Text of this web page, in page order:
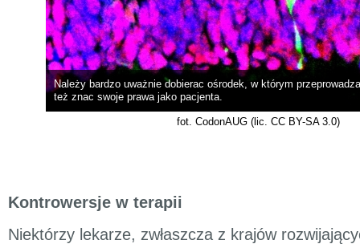
Należy bardzo uważnie dobierac ośrodek, w którym
też znac swoje prawa jako pacjenta.
fot. CodonAUG (lic. CC BY-SA 3.0)
Kontrowersje w terapii
Niektórzy lekarze, zwłaszcza z krajów